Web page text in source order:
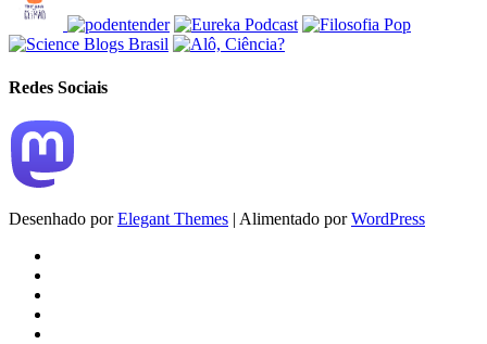
Redes Sociais
Desenhado porElegant Themes | Alimentado porWordPress